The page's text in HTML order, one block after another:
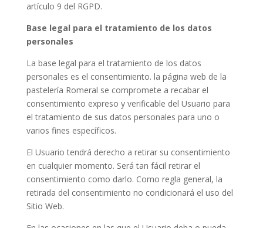
artículo 9 del RGPD.
Base legal para el tratamiento de los datos
personales
La base legal para el tratamiento de los datos
personales es el consentimiento. la página web de la
pastelería Romeral se compromete a recabar el
consentimiento expreso y verificable del Usuario para
el tratamiento de sus datos personales para uno o
varios fines específicos.
El Usuario tendrá derecho a retirar su consentimiento
en cualquier momento. Será tan fácil retirar el
consentimiento como darlo. Como regla general, la
retirada del consentimiento no condicionará el uso del
Sitio Web.